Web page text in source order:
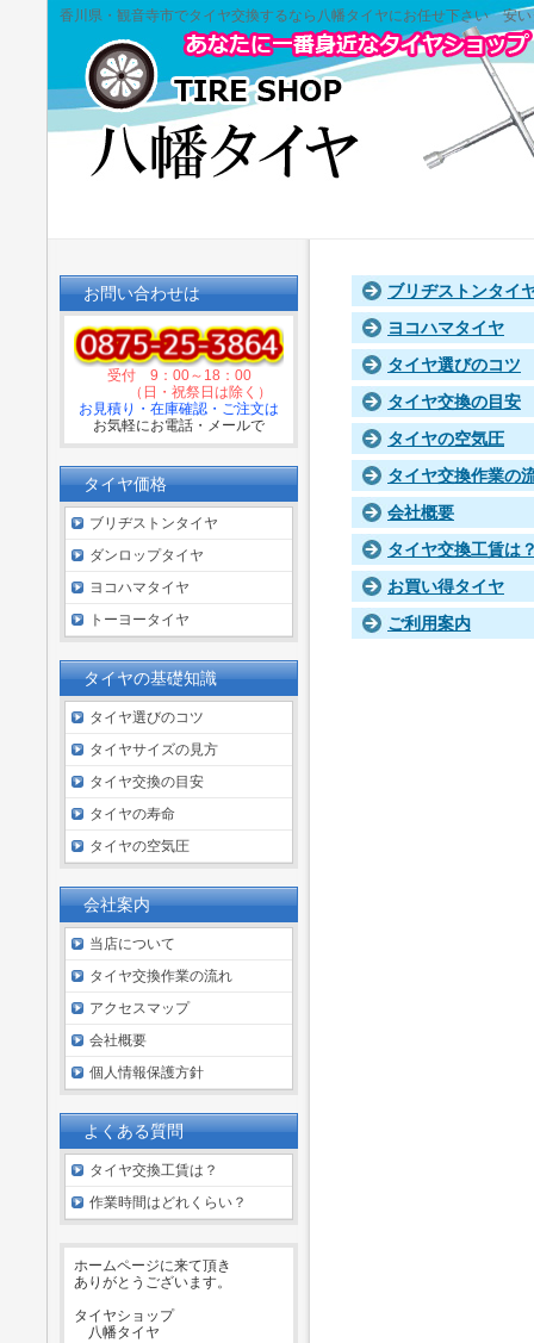
香川県・観音寺市でタイヤ交換するなら八幡タイヤにお任せ下さい 安
ブリヂストンタイ
ヨコハマタイヤ
タイヤ選びのコツ
タイヤ交換の目安
タイヤの空気圧
タイヤ交換作業の
会社概要
タイヤ交換工賃は
お買い得タイヤ
ご利用案内
お問い合わせは
受付 9：00～18：00
（日・祝祭日は除く）
お見積り・在庫確認・ご注文は
お気軽にお電話・メールで
タイヤ価格
ブリヂストンタイヤ
ダンロップタイヤ
ヨコハマタイヤ
トーヨータイヤ
タイヤの基礎知識
タイヤ選びのコツ
タイヤサイズの見方
タイヤ交換の目安
タイヤの寿命
タイヤの空気圧
会社案内
当店について
タイヤ交換作業の流れ
アクセスマップ
会社概要
個人情報保護方針
よくある質問
タイヤ交換工賃は？
作業時間はどれくらい？
ホームページに来て頂き
ありがとうございます。
タイヤショップ
八幡タイヤ